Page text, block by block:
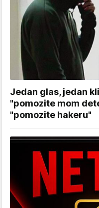
Jedan glas, jedan
"pomozite mom
"pomozite hakeru"